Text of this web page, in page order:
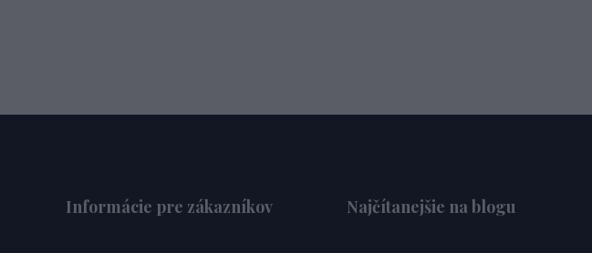
Informácie pre zákazníkov Najčítanejšie na blogu